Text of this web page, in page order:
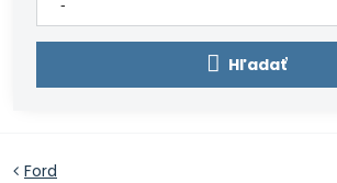
Hľadať
Ford